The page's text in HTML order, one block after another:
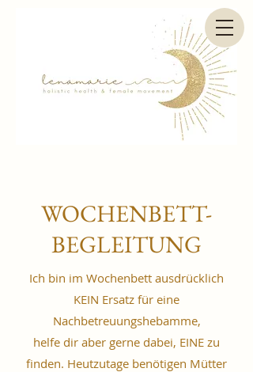
WOCHENBETT-
BEGLEITUNG
Ich bin im Wochenbett ausdrücklich
KEIN Ersatz für eine
Nachbetreuungshebamme,
helfe dir aber gerne dabei, EINE zu
finden. Heutzutage benötigen Mütter